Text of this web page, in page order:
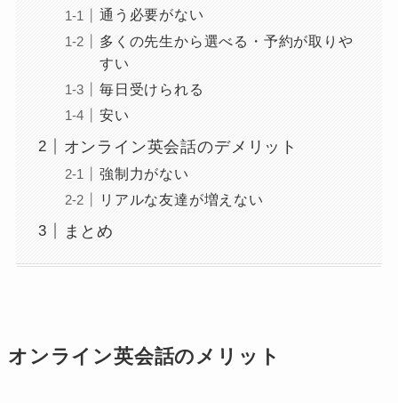
通う必要がない
多くの先生から選べる・予約が取りや
すい
毎日受けられる
安い
オンライン英会話のデメリット
強制力がない
リアルな友達が増えない
まとめ
オンライン英会話のメリット